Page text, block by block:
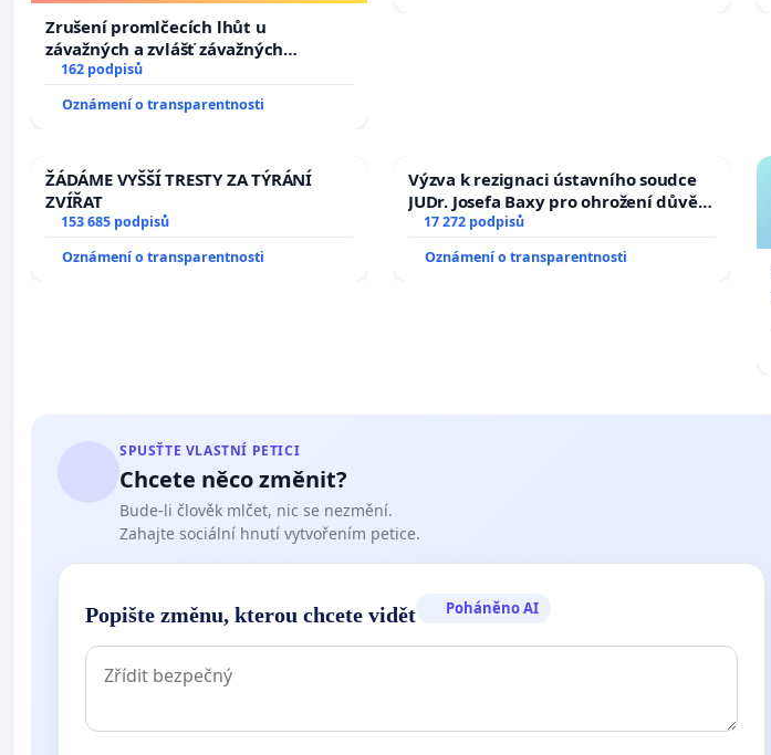
Zrušení promlčecích lhůt u
závažných a zvlášť závažných
trestných činů
162 podpisů
Oznámení o transparentnosti
ŽÁDÁME VYŠŠÍ TRESTY ZA TÝRÁNÍ
ZVÍŘAT
153 685 podpisů
Oznámení o transparentnosti
Výzva k rezignaci ústavního soudce
JUDr. Josefa Baxy pro ohrožení důvěry
ve spravedlivý proces
17 272 podpisů
Oznámení o transparentnosti
SPUSŤTE VLASTNÍ PETICI
Chcete něco změnit?
Bude-li člověk mlčet, nic se nezmění.
Zahajte sociální hnutí vytvořením petice.
Popište změnu, kterou chcete vidět Poháněno AI